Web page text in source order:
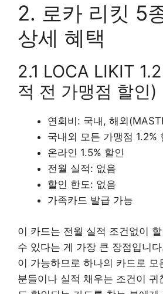
2. 로카 리킷 5
상세 혜택
2.1 LOCA LIKIT
적 전 가맹점 할인)
연회비: 국내, 해외
국내외 모든 가맹점 1.2%
온라인 1.5% 할인
전월 실적: 없음
할인 한도: 없음
가족카드 발급 가능
이 카드는 전월 실적 조건없이
수 있다는 게 가장 큰 장점입니
이 가능하므로 하나의 카드로 모
분들이나 실적 채우는 조건이 귀